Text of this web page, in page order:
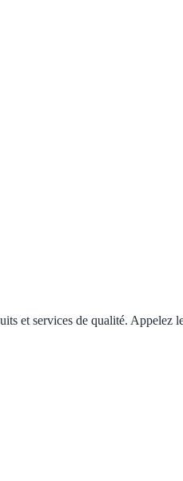
et services de qualité. Appelez